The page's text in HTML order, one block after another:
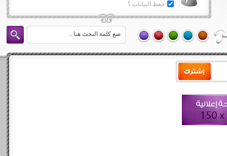
حفظ البيانات ؟